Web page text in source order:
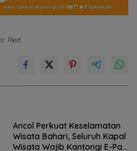
Red
Ancol Perkuat Keselamatan
Wisata Bahari, Seluruh Kapal
Wisata Wajib Kantongi E-Pas